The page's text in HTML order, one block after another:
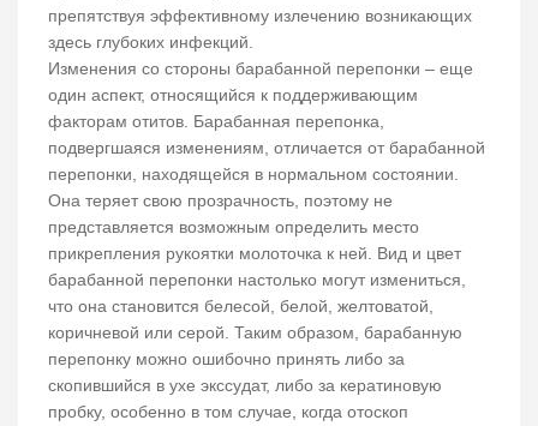
препятствуя эффективному излечению возникающих
здесь глубоких инфекций.
Изменения со стороны барабанной перепонки – еще
один аспект, относящийся к поддерживающим
факторам отитов. Барабанная перепонка,
подвергшаяся изменениям, отличается от барабанной
перепонки, находящейся в нормальном состоянии.
Она теряет свою прозрачность, поэтому не
представляется возможным определить место
прикрепления рукоятки молоточка к ней. Вид и цвет
барабанной перепонки настолько могут измениться,
что она становится белесой, белой, желтоватой,
коричневой или серой. Таким образом, барабанную
перепонку можно ошибочно принять либо за
скопившийся в ухе экссудат, либо за кератиновую
пробку, особенно в том случае, когда отоскоп